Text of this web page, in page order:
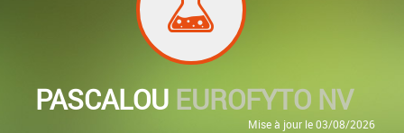
PASCALOU EUROFYTO NV
Mise à jour le 03/08/2026